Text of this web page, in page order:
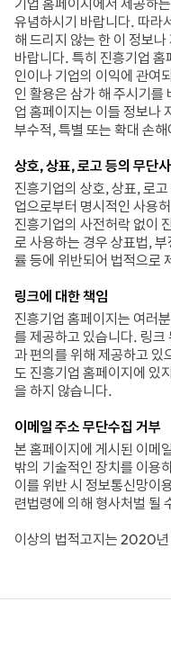
기업 홈페이지에서 제공하
유념하시기 바랍니다. 따라
해 드리지 않는 한 이 정보
바랍니다. 특히 진흥기업 홈
인이나 기업의 이익에 관여
인 활용은 삼가 해 주시기를
업 홈페이지는 이들 정보나
부수적, 특별 또는 확대 손
상호, 상표, 로고 등의 무단
진흥기업의 상호, 상표, 로
업으로부터 명시적인 사용
진흥기업의 사전허락 없이
로 사용하는 경우 상표법,
률 등에 위반되어 법적으로
링크에 대한 책임
진흥기업 홈페이지는 여러
를 제공하고 있습니다. 링크
과 편의를 위해 제공하고 있
도 진흥기업 홈페이지에 있
을 하지 않습니다.
이메일 주소 무단수집 거부​
본 홈페이지에 게시된 이메
밖의 기술적인 장치를 이용
이를 위반 시 정보통신망이
련법령에 의해 형사처벌 될
이상의 법적고지는 2020